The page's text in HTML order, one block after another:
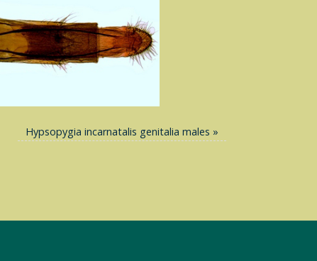
Hypsopygia incarnatalis genitalia males »